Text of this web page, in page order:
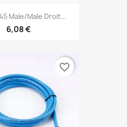
Male/Male Droit...
6,08 €
favorite_border